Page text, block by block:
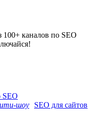
100+ каналов по SEO
SEO для сайтов